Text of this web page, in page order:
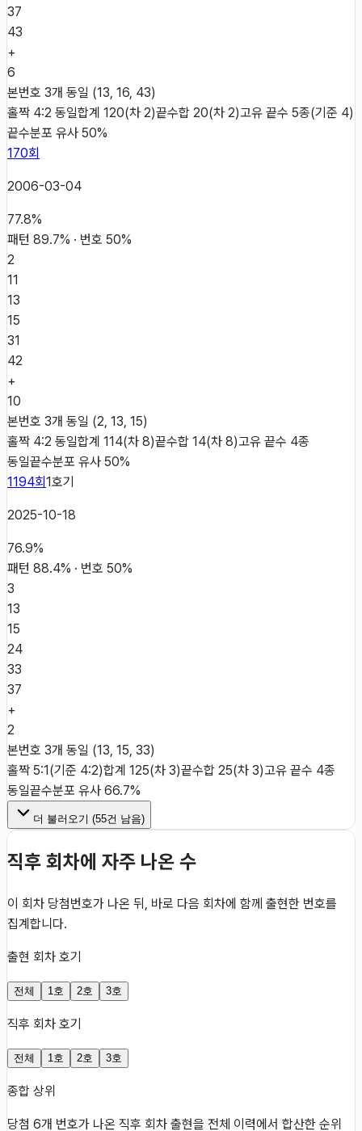
37
43
+
6
본번호 3개 동일 (13, 16, 43)
홀짝 4:2 동일합계 120(차 2)끝수합 20(차 2)고유 끝수 5종(기준 4)
끝수분포 유사 50%
170회
2006-03-04
77.8%
패턴 89.7% · 번호 50%
2
11
13
15
31
42
+
10
본번호 3개 동일 (2, 13, 15)
홀짝 4:2 동일합계 114(차 8)끝수합 14(차 8)고유 끝수 4종
동일끝수분포 유사 50%
1194회1호기
2025-10-18
76.9%
패턴 88.4% · 번호 50%
3
13
15
24
33
37
+
2
본번호 3개 동일 (13, 15, 33)
홀짝 5:1(기준 4:2)합계 125(차 3)끝수합 25(차 3)고유 끝수 4종
동일끝수분포 유사 66.7%
더 불러오기 (55건 남음)
직후 회차에 자주 나온 수
이 회차 당첨번호가 나온 뒤, 바로 다음 회차에 함께 출현한 번호를
집계합니다.
출현 회차 호기
전체 1호 2호 3호
직후 회차 호기
전체 1호 2호 3호
종합 상위
당첨 6개 번호가 나온 직후 회차 출현을 전체 이력에서 합산한 순위